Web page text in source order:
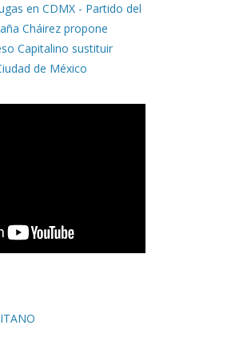
en CDMX - Partido del
Cháirez propone
Capitalino sustituir
de México